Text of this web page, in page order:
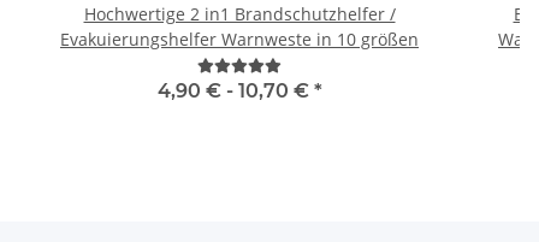
Hochwertige 2 in1 Brandschutzhelfer /
Evakuierungshelfer Warnweste in 10 größen
4,90 € - 10,70 € *